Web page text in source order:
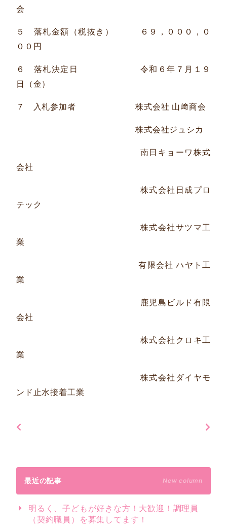
会
５ 落札金額（税抜き） ６９，０００，０
００円
６ 落札決定日 令和６年７月１９
日（金）
７ 入札参加者 株式会社 山﨑商会
株式会社ジュシカ
南日キョーワ株式
会社
株式会社日成プロ
テック
株式会社サツマ工
業
有限会社 ハヤト工
業
鹿児島ビルド有限
会社
株式会社クロキ工
業
株式会社ダイヤモ
ンド止水接着工業
最近の記事 New column
明るく、子どもが好きな方！大歓迎！調理員
（契約職員）を募集してます！